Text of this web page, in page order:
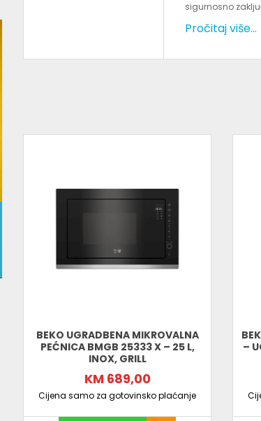
sigurnosno
Standardne
Pročitaj više...
BEKO UGRADBENA MIKROVALNA
PEĆNICA BMGB 25333 X – 25 L,
INOX, GRILL
KM 689,00
Cijena samo za gotovinsko plaćanje
–